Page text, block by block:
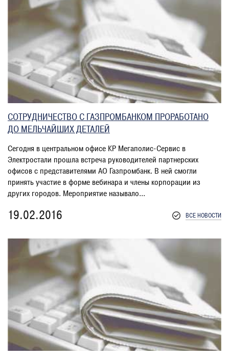
СОТРУДНИЧЕСТВО С ГАЗПРОМБАНКОМ ПРОРАБОТАНО
ДО МЕЛЬЧАЙШИХ ДЕТАЛЕЙ
Сегодня в центральном офисе КР Мегаполис-Сервис в
Электростали прошла встреча руководителей партнерских
офисов с представителями АО Газпромбанк. В ней смогли
принять участие в форме вебинара и члены корпорации из
других городов. Мероприятие называло...
19.02.2016 ВСЕ НОВОСТИ